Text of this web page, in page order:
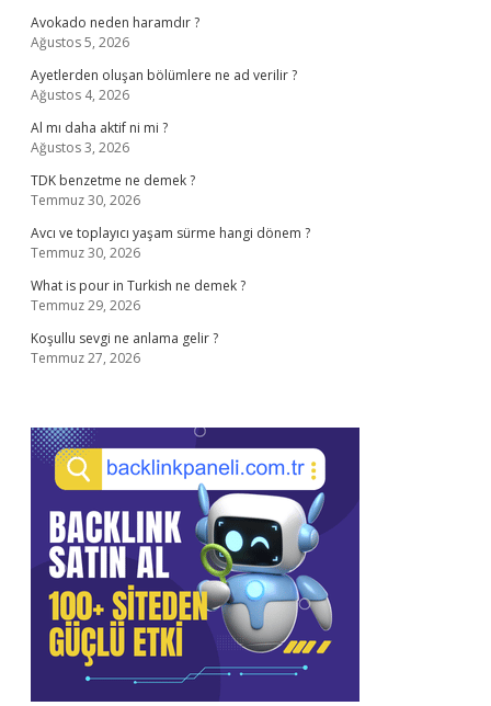
Avokado neden haramdır ?
Ağustos 5, 2026
Ayetlerden oluşan bölümlere ne ad verilir ?
Ağustos 4, 2026
Al mı daha aktif ni mi ?
Ağustos 3, 2026
TDK benzetme ne demek ?
Temmuz 30, 2026
Avcı ve toplayıcı yaşam sürme hangi dönem ?
Temmuz 30, 2026
What is pour in Turkish ne demek ?
Temmuz 29, 2026
Koşullu sevgi ne anlama gelir ?
Temmuz 27, 2026